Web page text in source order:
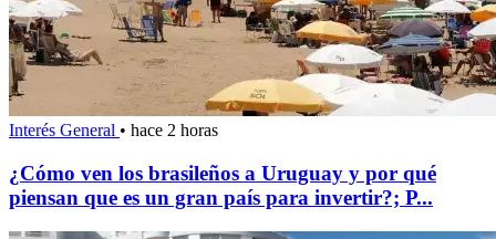
Interés General • hace 2 horas
¿Cómo ven los brasileños a Uruguay y por qué
piensan que es un gran país para invertir?; P...